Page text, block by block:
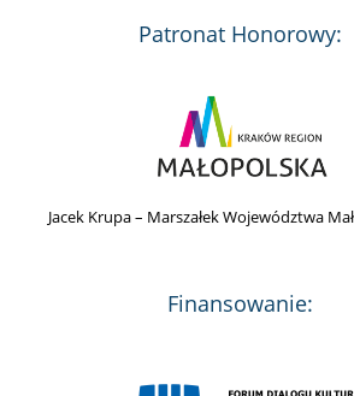
Patronat Honorowy:
Jacek Krupa – Marszałek Województwa
Finansowanie: